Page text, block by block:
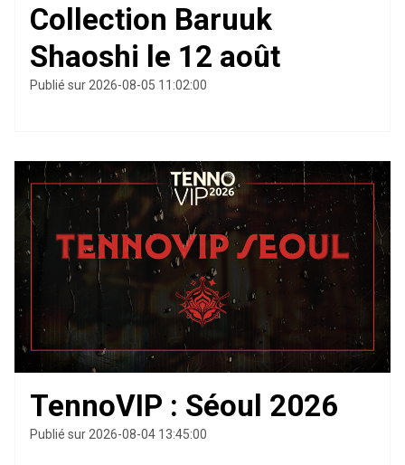
Collection Baruuk
Shaoshi le 12 août
Publié sur 2026-08-05 11:02:00
TennoVIP : Séoul 2026
Publié sur 2026-08-04 13:45:00